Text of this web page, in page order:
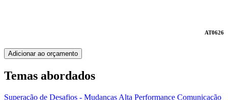
AT0626
Adicionar ao orçamento
Temas abordados
Superação de Desafios - Mudanças Alta Performance Comunicação